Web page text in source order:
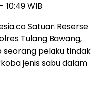
WIB
Satuan Reserse
Tulang Bawang,
seorang pelaku tindak
jenis sabu dalam